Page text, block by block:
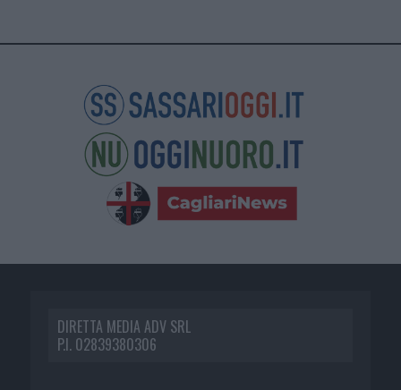
DIRETTA MEDIA ADV SRL
P.I. 02839380306